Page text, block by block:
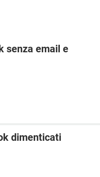
senza email e
dimenticati